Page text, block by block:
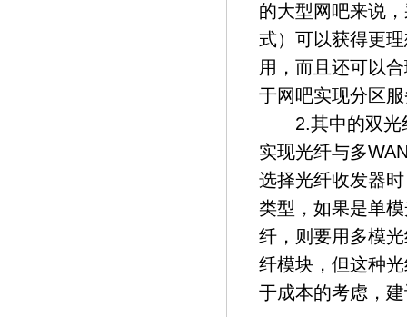
的大型网吧来说
式）可以获得更
用，而且还可以
于网吧实现分区
2.其中的双光纤
实现光纤与多
选择光纤收发器
类型，如果是单
纤，则要用多模
纤模块，但这种
于成本的考虑，